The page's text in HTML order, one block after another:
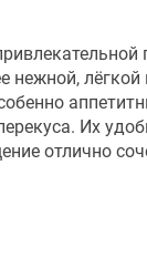
нежной, лёгкой
Их
отлично